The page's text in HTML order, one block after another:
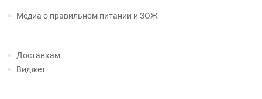
Медиа о правильном питании и ЗОЖ
Доставкам
Виджет